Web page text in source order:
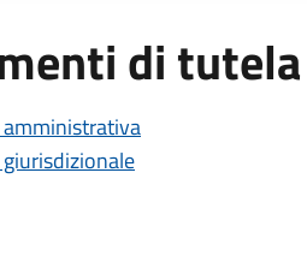
di tutela
amministrativa